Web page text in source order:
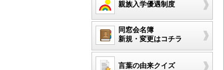
親族入学優遇制度
同窓会名簿
新規・変更はコチラ
言葉の由来クイズ